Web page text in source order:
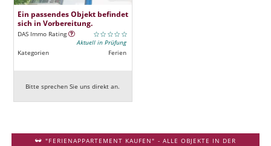
Ein passendes Objekt befindet
sich in Vorbereitung.
DAS Immo Rating
Aktuell in Prüfung
Kategorien
Ferien
Bitte sprechen Sie uns direkt an.
"FERIENAPPARTEMENT KAUFEN" - ALLE OBJEKTE IN DER